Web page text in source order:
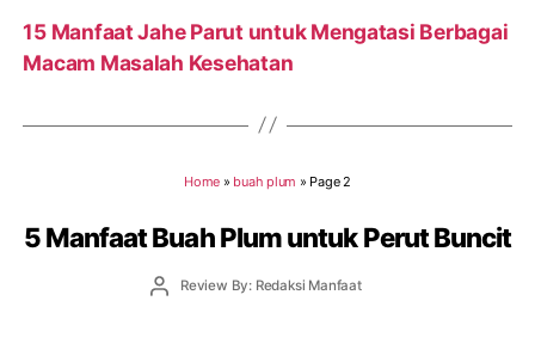
15 Manfaat Jahe Parut untuk Mengatasi Berbagai
Macam Masalah Kesehatan
Home » buah plum » Page 2
5 Manfaat Buah Plum untuk Perut Buncit
PostReview By: Redaksi Manfaat